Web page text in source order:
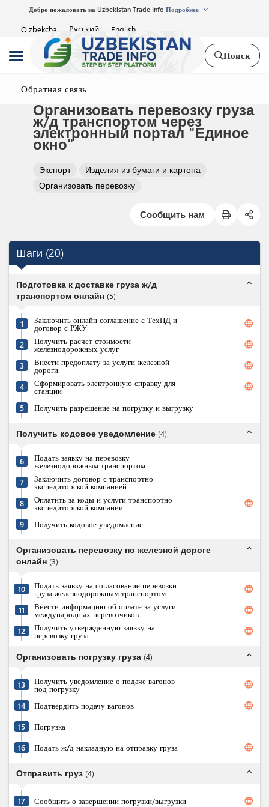
Добро пожаловать на Uzbekistan Trade Info Подробнее
O'zbekcha Русский English
Поиск
Обратная связь
Организовать перевозку груза
ж/д транспортом через
электронный портал "Единое
окно"
Экспорт
Изделия из бумаги и картона
Организовать перевозку
Сообщить нам
Шаги (20)
Подготовка к доставке груза ж/д
транспортом онлайн (5)
expand_less
1 Заключить онлайн соглашение с ТехПД и
договор с РЖУ language
2 Получить расчет стоимости
железнодорожных услуг language
3 Внести предоплату за услуги железной
дороги language
4 Сформировать электронную справку для
станции language
5 Получить разрешение на погрузку и выгрузку
Получить кодовое уведомление (4) expand_less
6 Подать заявку на перевозку
железнодорожным транспортом
7
Заключить договор с транспортно-
экспедиторской компанией
8
Оплатить за коды и услуги транспортно-
экспедиторской компании language
9 Получить кодовое уведомление
Организовать перевозку по железной дороге
онлайн (3)
expand_less
10 Подать заявку на согласование перевозки
груза железнодорожным транспортом language
11 Внести информацию об оплате за услуги
международных перевозчиков language
12 Получить утвержденную заявку на
перевозку груза language
Организовать погрузку груза (4) expand_less
13 Получить уведомление о подаче вагонов
под погрузку language
14 Подтвердить подачу вагонов language
15 Погрузка
16 Подать ж/д накладную на отправку груза language
Отправить груз (4) expand_less
17 Сообщить о завершении погрузки/выгрузки language